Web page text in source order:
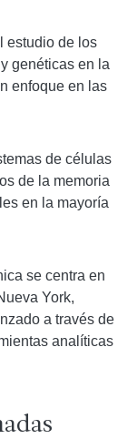
estudio de los
genéticas en la
enfoque en las
de células
de la memoria
en la mayoría
se centra en
York,
a través de
analíticas